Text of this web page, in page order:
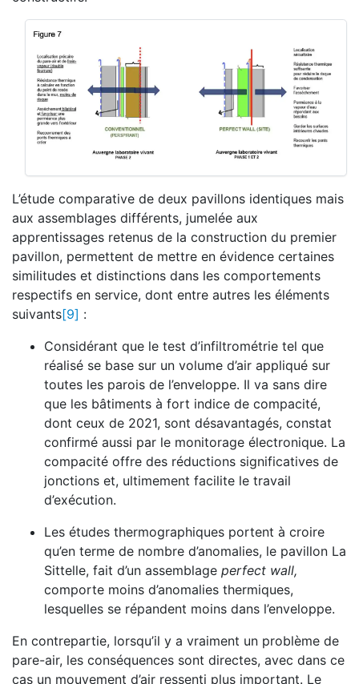
L’étude comparative de deux pavillons identiques mais
aux assemblages différents, jumelée aux
apprentissages retenus de la construction du premier
pavillon, permettent de mettre en évidence certaines
similitudes et distinctions dans les comportements
respectifs en service, dont entre autres les éléments
suivants[9] :
Considérant que le test d’infiltrométrie tel que
réalisé se base sur un volume d’air appliqué sur
toutes les parois de l’enveloppe. Il va sans dire
que les bâtiments à fort indice de compacité,
dont ceux de 2021, sont désavantagés, constat
confirmé aussi par le monitorage électronique. La
compacité offre des réductions significatives de
jonctions et, ultimement facilite le travail
d’exécution.
Les études thermographiques portent à croire
qu’en terme de nombre d’anomalies, le pavillon La
Sittelle, fait d’un assemblage perfect wall,
comporte moins d’anomalies thermiques,
lesquelles se répandent moins dans l’enveloppe.
En contrepartie, lorsqu’il y a vraiment un problème de
pare-air, les conséquences sont directes, avec dans ce
cas un mouvement d’air ressenti plus important. Le